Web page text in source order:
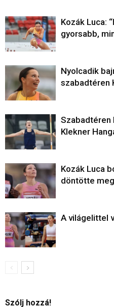
Kozák Luca:
gyorsabb,
Nyolcadik
szabadtéren
Szabadtéren
Klekner
Kozák Luca
döntötte
A világelittel
Szólj hozzá!